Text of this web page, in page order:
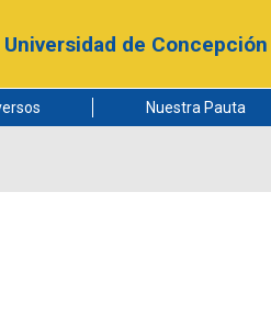
de Concepción
Nuestra Pauta